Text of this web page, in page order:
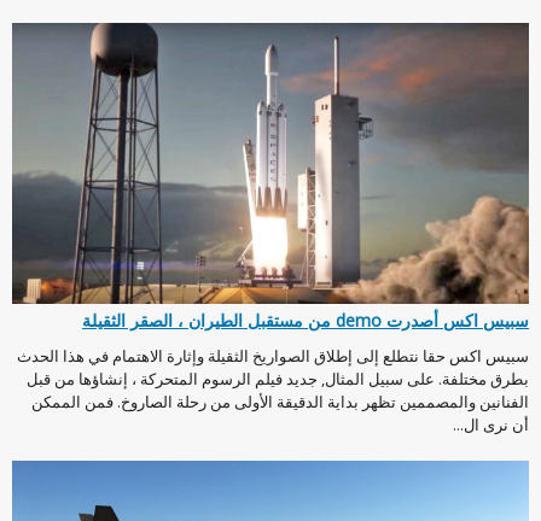
سبيس اكس أصدرت demo من مستقبل الطيران ، الصقر الثقيلة
سبيس اكس حقا نتطلع إلى إطلاق الصواريخ الثقيلة وإثارة الاهتمام في هذا الحدث
بطرق مختلفة. على سبيل المثال, جديد فيلم الرسوم المتحركة ، إنشاؤها من قبل
الفنانين والمصممين تظهر بداية الدقيقة الأولى من رحلة الصاروخ. فمن الممكن
أن نرى ال...